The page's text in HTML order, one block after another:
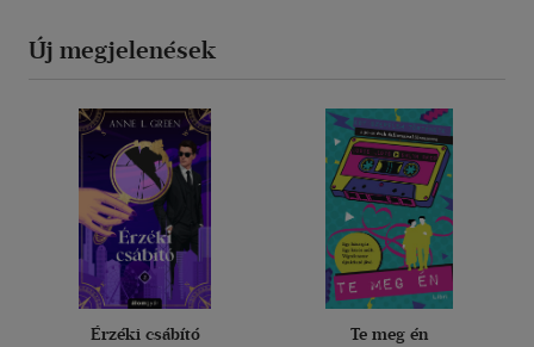
Új megjelenések
Érzéki csábító Te meg én